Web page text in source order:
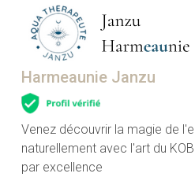
Harmeaunie Janzu
Venez découvrir la magie de
naturellement avec l'art du
par excellence